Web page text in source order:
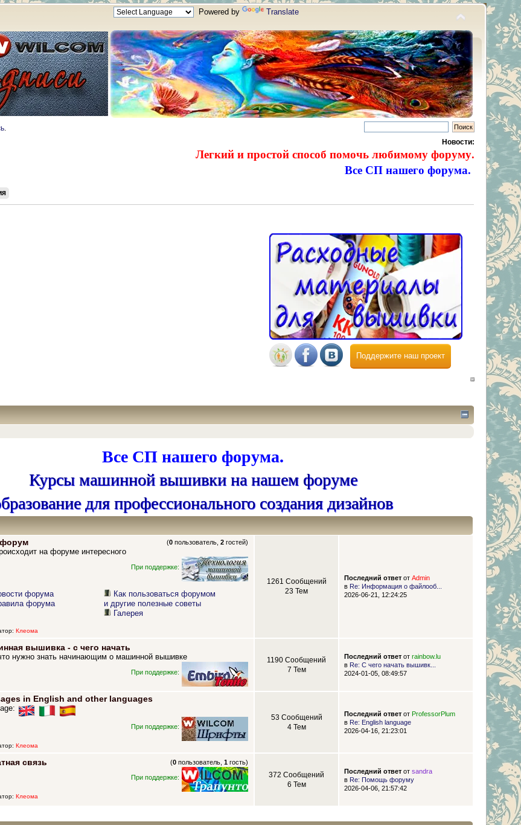
Powered by Translate
Новости:
Легкий и простой способ помочь любимому форуму.
Все СП нашего форума.
Поддержите наш проект
Все СП нашего форума.
Курсы машинной вышивки на нашем форуме
для профессионального создания дизайнов
(0 пользователь,2 гостей)
на форуме интересного
При поддержке:
форума
форума
Как пользоваться форумом
и другие полезные советы
Галерея
Клеома
1261 Сообщений
23 Тем
Последний ответот Admin
в Re: Информация о файлооб...
2026-06-21, 12:24:25
вышивка - с чего начать
нужно знать начинающим о машинной вышивке
При поддержке:
1190 Сообщений
7 Тем
Последний ответот rainbow.lu
в Re: С чего начать вышивк...
2024-01-05, 08:49:57
in English and other languages
При поддержке:
Клеома
53 Сообщений
4 Тем
Последний ответот ProfessorPlum
в Re: English language
2026-04-16, 21:23:01
связь (0 пользователь,1 гость)
При поддержке:
Клеома
372 Сообщений
6 Тем
Последний ответот sandra
в Re: Помощь форуму
2026-04-06, 21:57:42